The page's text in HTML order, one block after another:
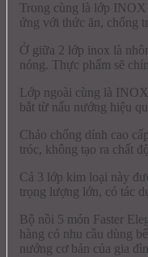
Trong cùng là lớp INOX
ứng với thức ăn, chống
Ở giữa 2 lớp inox là
nóng. Thực phẩm sẽ
Lớp ngoài cùng là
bắt từ nấu nướng hiệu
Chảo chống dính cao
tróc, không tạo ra chất
Cả 3 lớp kim loại này
trọng lượng lớn, có tác
Bộ nồi 5 món Faster
hàng có nhu cầu dùng
nướng cơ bản của gia